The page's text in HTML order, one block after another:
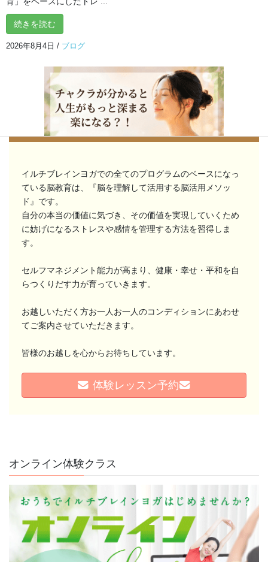
00:00 00:15
体験レッスンでお待ちしています
イルチブレインヨガでの全てのプログラムのベースになっ
ている脳教育は、『脳を理解して活用する脳活用メソッ
ド』です。
自分の本当の価値に気づき、その価値を実現していくため
に妨げになるストレスや感情を管理する方法を習得しま
す。
セルフマネジメント能力が高まり、健康・幸せ・平和を自
らつくりだす力が育っていきます。
お越しいただく方お一人お一人のコンディションにあわせ
てご案内させていただきます。
皆様のお越しを心からお待ちしています。
体験レッスン予約
オンライン体験クラス
続きを読む
2026年8月4日 / ブログ
「なんとなく疲れる」 「やる気が出ない」 「人間関係がうまくいか
ない」 そんな時 ...
続きを読む
2026年8月3日 /
#チャクラ#本当の自分#ヨガ#エネルギーワーク#セルフケ
頭を休めるには、まず体の緊張をほどくことから。